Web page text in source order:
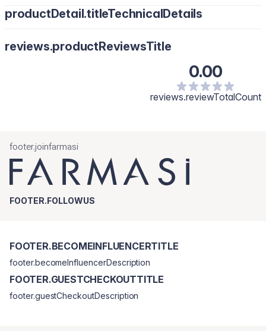
productDetail.titleTechnicalDetails
reviews.productReviewsTitle
0.00
reviews.reviewTotalCount
footer.joinfarmasi
FOOTER.FOLLOWUS
FOOTER.BECOMEINFLUENCERTITLE
footer.becomeInfluencerDescription
FOOTER.GUESTCHECKOUTTITLE
footer.guestCheckoutDescription